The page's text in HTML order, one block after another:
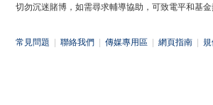
切勿沉迷賭博，如需尋求輔導協助，可致電平和基金
常見問題 聯絡我們 傳媒專用區 網頁指南 規